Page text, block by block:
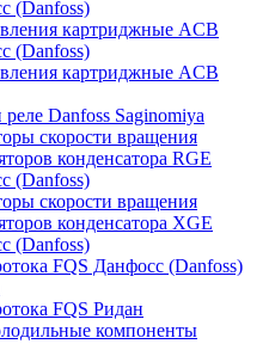
(Danfoss)
картриджные ACB
(Danfoss)
картриджные ACB
Danfoss Saginomiya
скорости вращения
конденсатора RGE
(Danfoss)
скорости вращения
конденсатора XGE
(Danfoss)
FQS Данфосс (Danfoss)
FQS Ридан
компоненты